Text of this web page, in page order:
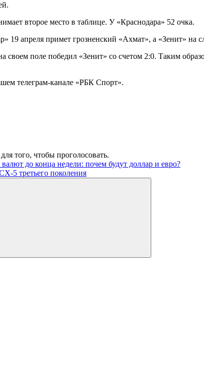
второе место в таблице. У «Краснодара» 52 очка.
19 апреля примет грозненский «Ахмат», а «Зенит» на
своем поле победил «Зенит» со счетом 2:0. Таким
телеграм-канале «РБК Спорт».
для того, чтобы проголосовать.
до конца недели: почем будут доллар и евро?
5 третьего поколения
Поиск